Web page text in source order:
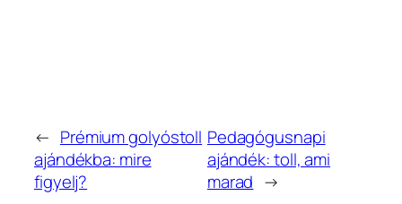
← Prémium golyóstoll
ajándékba: mire
figyelj?
Pedagógusnapi
ajándék: toll, ami
marad →